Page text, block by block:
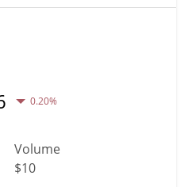
0.20%
Volume
$10